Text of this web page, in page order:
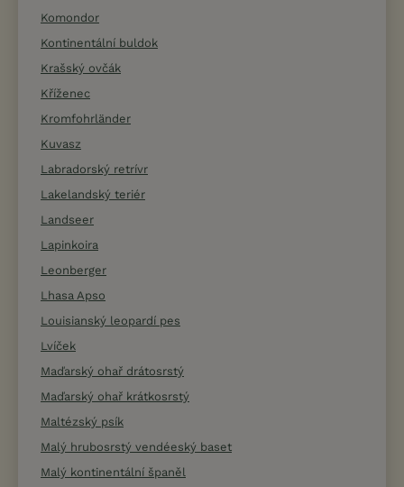
Komondor
Kontinentální buldok
Krašský ovčák
Kříženec
Kromfohrländer
Kuvasz
Labradorský retrívr
Lakelandský teriér
Landseer
Lapinkoira
Leonberger
Lhasa Apso
Louisianský leopardí pes
Lvíček
Maďarský ohař drátosrstý
Maďarský ohař krátkosrstý
Maltézský psík
Malý hrubosrstý vendéeský baset
Malý kontinentální španěl